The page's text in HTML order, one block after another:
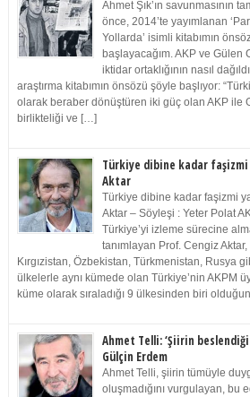
Ahmet Şık’ın savunmasının
önce, 2014’te yayımlanan
Yollarda’ isimli kitabımın
başlayacağım. AKP ve Gülen
iktidar ortaklığının nasıl
araştırma kitabımın önsözü şöyle başlıyor:
olarak beraber dönüştüren iki güç olan AKP ile
birlikteliği ve […]
Türkiye dibine kadar
Aktar
Türkiye dibine kadar faşizmi
Aktar – Söyleşi : Yeter Polat
Türkiye’yi izleme sürecine
tanımlayan Prof. Cengiz
Kırgızistan, Özbekistan, Türkmenistan, Rusya
ülkelerle aynı kümede olan Türkiye’nin AKPM
küme olarak sıraladığı 9 ülkesinden biri
Ahmet Telli: ‘Şiirin
Gülçin Erdem
Ahmet Telli, şiirin tümüyle
oluşmadığını vurgulayan, bu